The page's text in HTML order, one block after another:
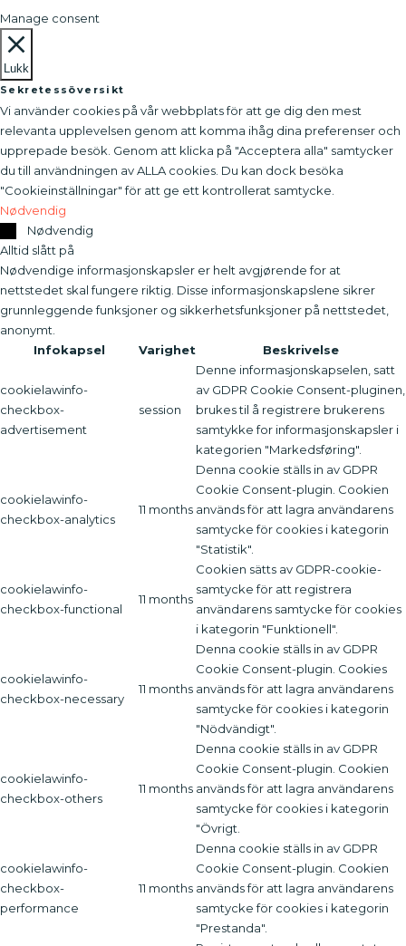
Manage consent
Lukk
Sekretessöversikt
Vi använder cookies på vår webbplats för att ge dig den mest
relevanta upplevelsen genom att komma ihåg dina preferenser och
upprepade besök. Genom att klicka på "Acceptera alla" samtycker
du till användningen av ALLA cookies. Du kan dock besöka
"Cookieinställningar" för att ge ett kontrollerat samtycke.
Nødvendig
Nødvendig
Alltid slått på
Nødvendige informasjonskapsler er helt avgjørende for at
nettstedet skal fungere riktig. Disse informasjonskapslene sikrer
grunnleggende funksjoner og sikkerhetsfunksjoner på nettstedet,
anonymt.
Infokapsel
Varighet Beskrivelse
cookielawinfo-
checkbox-
advertisement
session
Denne informasjonskapselen, satt
av GDPR Cookie Consent-pluginen,
brukes til å registrere brukerens
samtykke for informasjonskapsler i
kategorien "Markedsføring".
cookielawinfo-
checkbox-analytics
11 months
Denna cookie ställs in av GDPR
Cookie Consent-plugin. Cookien
används för att lagra användarens
samtycke för cookies i kategorin
"Statistik".
cookielawinfo-
checkbox-functional
11 months
Cookien sätts av GDPR-cookie-
samtycke för att registrera
användarens samtycke för cookies
i kategorin "Funktionell".
cookielawinfo-
checkbox-necessary
11 months
Denna cookie ställs in av GDPR
Cookie Consent-plugin. Cookies
används för att lagra användarens
samtycke för cookies i kategorin
"Nödvändigt".
cookielawinfo-
checkbox-others
11 months
Denna cookie ställs in av GDPR
Cookie Consent-plugin. Cookien
används för att lagra användarens
samtycke för cookies i kategorin
"Övrigt.
cookielawinfo-
checkbox-
performance
11 months
Denna cookie ställs in av GDPR
Cookie Consent-plugin. Cookien
används för att lagra användarens
samtycke för cookies i kategorin
"Prestanda".